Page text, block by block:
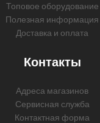
Топовое оборудование
Полезная информация
Доставка и оплата
Контакты
Адреса магазинов
Сервисная служба
Контактная форма